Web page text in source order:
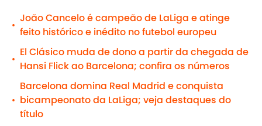
•
João Cancelo é campeão de LaLiga e atinge
feito histórico e inédito no futebol europeu
•
El Clásico muda de dono a partir da chegada de
Hansi Flick ao Barcelona; confira os números
•
Barcelona domina Real Madrid e conquista
bicampeonato da LaLiga; veja destaques do
título